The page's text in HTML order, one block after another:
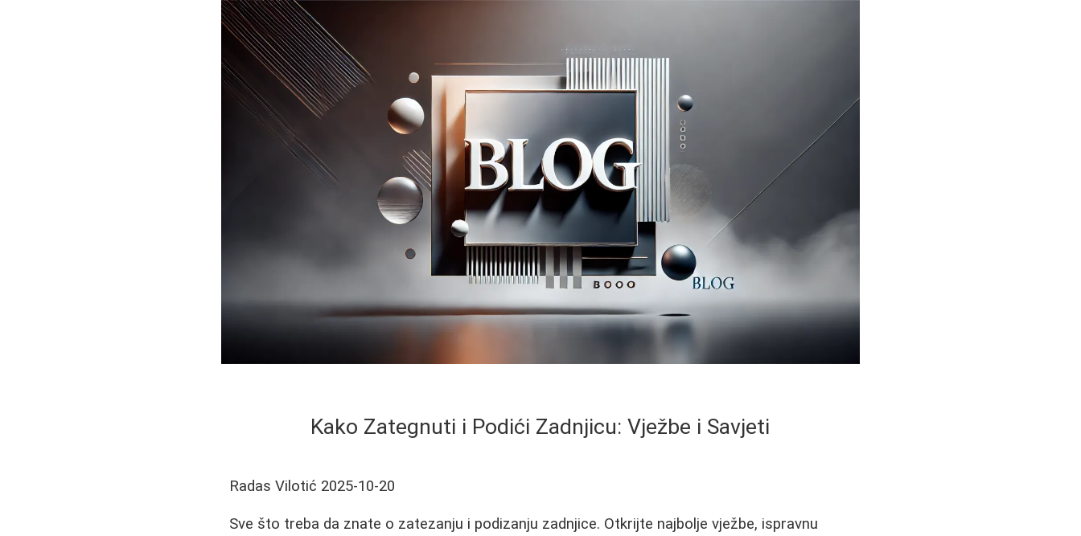
Kako Zategnuti i Podići Zadnjicu: Vježbe i Savjeti
Radas Vilotić 2025-10-20
Sve što treba da znate o zatezanju i podizanju zadnjice. Otkrijte najbolje vježbe, ispravnu